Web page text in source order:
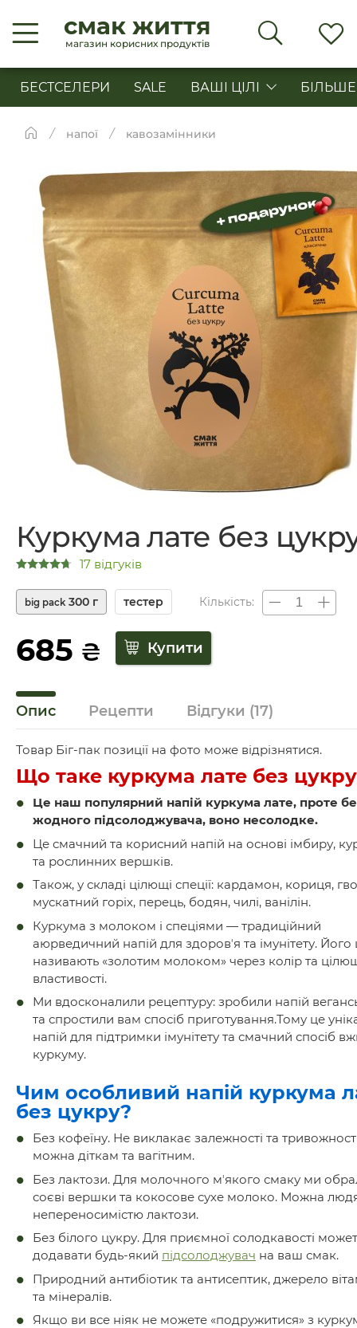
смак життя
магазин корисних продуктів
БЕСТСЕЛЕРИ SALE ВАШІ ЦІЛІ БІЛЬШЕ
напої кавозамінники
Куркума лате без
17 відгуків
big pack300 г тестер Кількість:
685 ₴
Опис Рецепти Відгуки (17)
Товар Біг-пак позиції на фото може відрізнятися.
Що таке куркума лате без
Це наш популярний напій куркума лате, проте
жодного підсолоджувача, воно несолодке.
Це смачний та корисний напій на основі імбиру,
та рослинних вершків.
Також, у складі цілющі спеції: кардамон, кориця,
мускатний горіх, перець, бодян, чилі, ванілін.
Куркума з молоком і спеціями — традиційний
аюрведичний напій для здоровʼя та імунітету.
називають «золотим молоком» через колір та
властивості.
Ми вдосконалили рецептуру: зробили напій
та спростили вам спосіб приготування.Тому це
напій для підтримки імунітету та смачний спосіб
куркуму.
Чим особливий напій куркума
без цукру?
Без кофеїну. Не виклакає залежності та
можна діткам та вагітним.
Без лактози. Для молочного мʼякого смаку ми
соєві вершки та кокосове сухе молоко. Можна
непереносимістю лактози.
Без білого цукру. Для приємної солодкавості
додавати будь-який підсолоджувач на ваш смак.
Природний антибіотик та антисептик, джерело
та мінералів.
Якщо ви все ніяк не можете «подружитися» з